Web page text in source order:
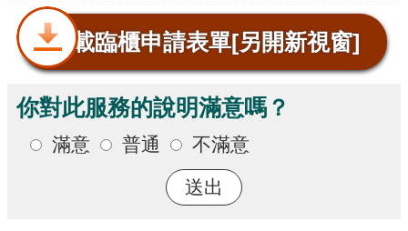
下載臨櫃申請表單[另開新視窗]
你對此服務的說明滿意嗎？
滿意 普通 不滿意